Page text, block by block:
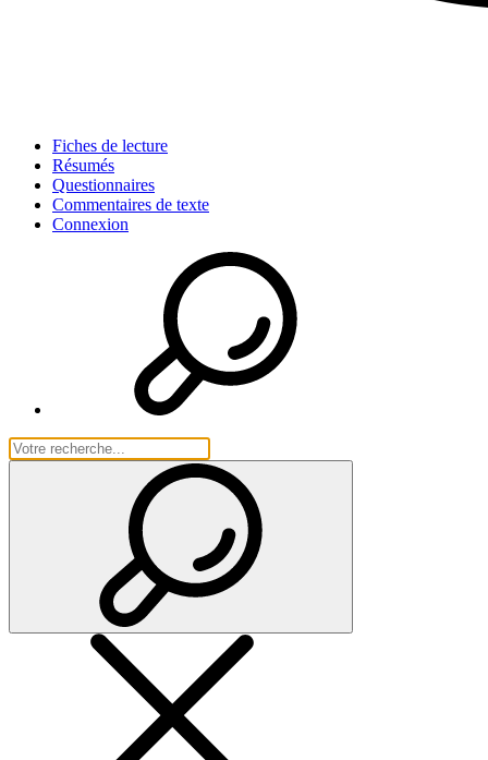
Fiches de lecture
Résumés
Questionnaires
Commentaires de texte
Connexion